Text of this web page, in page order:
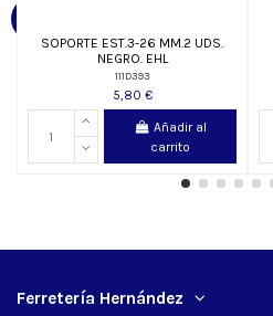
SOPORTE EST.3-26 MM.2 UDS.
NEGRO. EHL
111D393
5,80 €
Añadir al
carrito
Ferretería Hernández